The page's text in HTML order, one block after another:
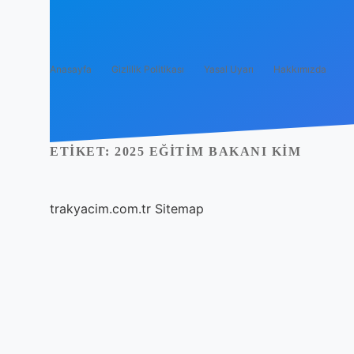
Anasayfa Gizlilik Politikası Yasal Uyarı Hakkımızda
ETIKET: 2025 EĞITIM BAKANI KIM
trakyacim.com.tr Sitemap